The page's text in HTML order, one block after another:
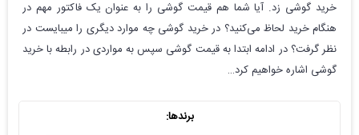
خرید گوشی زد. آیا شما هم قیمت گوشی را به عنوان یک فاکتور مهم در
هنگام خرید لحاظ می‌کنید؟ در خرید گوشی چه موارد دیگری را میبایست در
نظر گرفت؟ در ادامه ابتدا به قیمت گوشی سپس به مواردی در رابطه با خرید
گوشی اشاره خواهیم کرد…
برندها: